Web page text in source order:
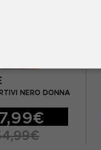
NERO DONNA